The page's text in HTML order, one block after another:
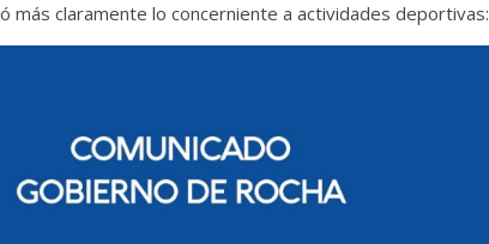
más claramente lo concerniente a actividades deportivas: